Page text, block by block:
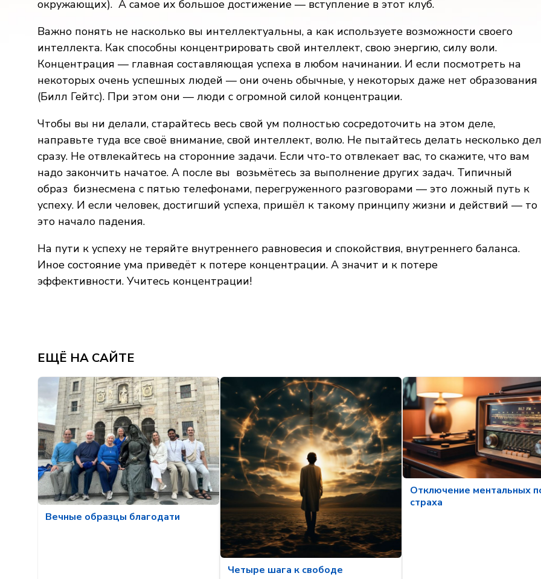
окружающих). А самое их большое достижение — вступление в этот клуб.
Важно понять не насколько вы интеллектуальны, а как используете возможности своего
интеллекта. Как способны концентрировать свой интеллект, свою энергию, силу воли.
Концентрация — главная составляющая успеха в любом начинании. И если посмотреть на
некоторых очень успешных людей — они очень обычные, у некоторых даже нет образования
(Билл Гейтс). При этом они — люди с огромной силой концентрации.
Чтобы вы ни делали, старайтесь весь свой ум полностью сосредоточить на этом деле,
направьте туда все своё внимание, свой интеллект, волю. Не пытайтесь делать несколько дел
сразу. Не отвлекайтесь на сторонние задачи. Если что-то отвлекает вас, то скажите, что вам
надо закончить начатое. А после вы возьмётесь за выполнение других задач. Типичный
образ бизнесмена с пятью телефонами, перегруженного разговорами — это ложный путь к
успеху. И если человек, достигший успеха, пришёл к такому принципу жизни и действий — то
это начало падения.
На пути к успеху не теряйте внутреннего равновесия и спокойствия, внутреннего баланса.
Иное состояние ума приведёт к потере концентрации. А значит и к потере
эффективности. Учитесь концентрации!
ЕЩЁ НА САЙТЕ
Вечные образцы благодати
Четыре шага к свободе
Отключение ментальных
страха